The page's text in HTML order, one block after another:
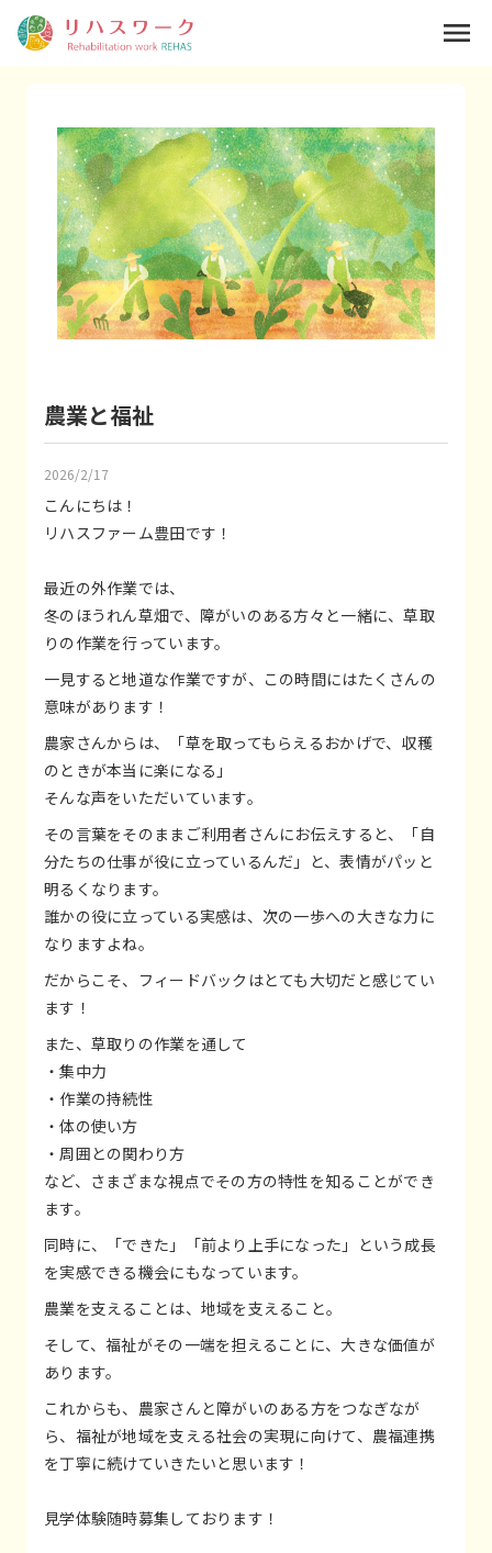
農業と福祉
2026/2/17
こんにちは！
リハスファーム豊田です！
最近の外作業では、
冬のほうれん草畑で、障がいのある方々と一緒に、草取
りの作業を行っています。
一見すると地道な作業ですが、この時間にはたくさんの
意味があります！
農家さんからは、「草を取ってもらえるおかげで、収穫
のときが本当に楽になる」
そんな声をいただいています。
その言葉をそのままご利用者さんにお伝えすると、「自
分たちの仕事が役に立っているんだ」と、表情がパッと
明るくなります。
誰かの役に立っている実感は、次の一歩への大きな力に
なりますよね。
だからこそ、フィードバックはとても大切だと感じてい
ます！
また、草取りの作業を通して
・集中力
・作業の持続性
・体の使い方
・周囲との関わり方
など、さまざまな視点でその方の特性を知ることができ
ます。
同時に、「できた」「前より上手になった」という成長
を実感できる機会にもなっています。
農業を支えることは、地域を支えること。
そして、福祉がその一端を担えることに、大きな価値が
あります。
これからも、農家さんと障がいのある方をつなぎなが
ら、福祉が地域を支える社会の実現に向けて、農福連携
を丁寧に続けていきたいと思います！
見学体験随時募集しております！
menu